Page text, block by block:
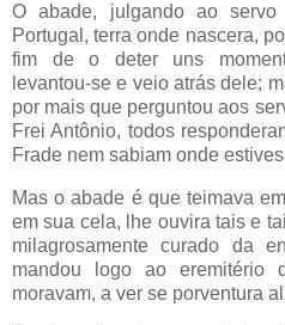
O abade, julgando ao
Portugal, terra onde nascera,
fim de o deter uns
levantou-se e veio atrás dele;
por mais que perguntou aos
Frei Antônio, todos
Frade nem sabiam onde
Mas o abade é que teimava
em sua cela, lhe ouvira tais e
milagrosamente curado da
mandou logo ao eremitério
moravam, a ver se porventura